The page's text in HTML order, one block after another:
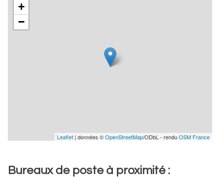
+
−
Leaflet | données ©OpenStreetMap/ODbL - renduOSM France
Bureaux de poste à proximité :